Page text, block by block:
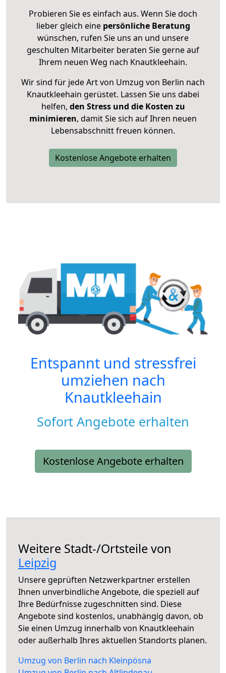
Probieren Sie es einfach aus. Wenn Sie doch
lieber gleich eine persönliche Beratung
wünschen, rufen Sie uns an und unsere
geschulten Mitarbeiter beraten Sie gerne auf
Ihrem neuen Weg nach Knautkleehain.
Wir sind für jede Art von Umzug von Berlin nach
Knautkleehain gerüstet. Lassen Sie uns dabei
helfen, den Stress und die Kosten zu
minimieren, damit Sie sich auf Ihren neuen
Lebensabschnitt freuen können.
Kostenlose Angebote erhalten
Entspannt und stressfrei
umziehen nach
Knautkleehain
Sofort Angebote erhalten
Kostenlose Angebote erhalten
Weitere Stadt-/Ortsteile von
Leipzig
Unsere geprüften Netzwerkpartner erstellen
Ihnen unverbindliche Angebote, die speziell auf
Ihre Bedürfnisse zugeschnitten sind. Diese
Angebote sind kostenlos, unabhängig davon, ob
Sie einen Umzug innerhalb von Knautkleehain
oder außerhalb Ihres aktuellen Standorts planen.
Umzug von Berlin nach Kleinpösna